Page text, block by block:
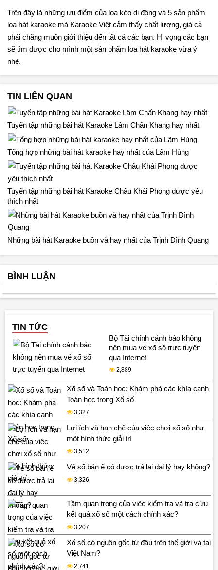
Trên đây là những ưu điểm của loa kéo di động và 5 sản phẩm
loa hát karaoke mà Karaoke Việt cảm thấy chất lượng, giá cả
phải chăng muốn giới thiệu đến tất cả các bạn. Hi vọng các bạn
sẽ tìm được cho mình một sản phẩm loa hát karaoke vừa ý
nhé.
TIN LIÊN QUAN
Tuyển tập những bài hát Karaoke Lâm Chấn Khang hay nhất
Tổng hợp những bài hát karaoke hay nhất của Lâm Hùng
Tuyển tập những bài hát Karaoke Châu Khải Phong được yêu
thích nhất
Những bài hát Karaoke buồn và hay nhất của Trịnh Đình Quang
BÌNH LUẬN
TIN TỨC
Bộ Tài chính cảnh báo không
nên mua vé xổ số trực tuyến
qua Internet
2,889
Xổ số và Toán học: Khám phá các khía cạnh
Toán học trong Xổ số
3,327
Lợi ích và hạn chế của việc chơi xổ số như
một hình thức giải trí
3,512
Vé số bán ế có được trả lại đại lý hay không?
3,326
Tầm quan trọng của việc kiểm tra và tra cứu
kết quả xổ số một cách chính xác?
3,207
Xổ số có nguồn gốc từ đâu trên thế giới và tại
Việt Nam?
2,741